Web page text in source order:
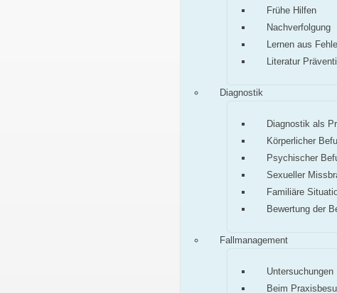
Frühe Hilfen
Nachverfolgung
Lernen aus
Literatur
Diagnostik
Diagnostik als
Körperlicher
Psychischer
Sexueller
Familiäre
Bewertung der
Fallmanagement
Untersuchungen
Beim